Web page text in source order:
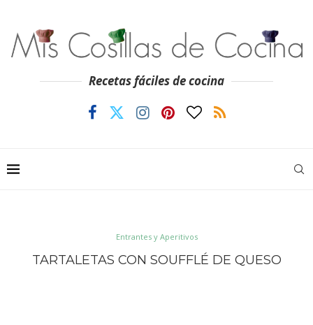
Recetas fáciles de cocina
Entrantes y Aperitivos
TARTALETAS CON SOUFFLÉ DE QUESO